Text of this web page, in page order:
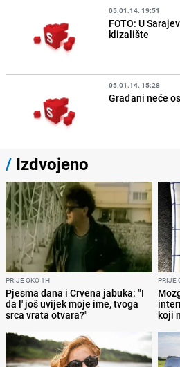
05.01.14. 19:51
FOTO: U
klizalište
05.01.14. 15:28
Građani neće
/ Izdvojeno
PRIJE OKO 1H
Pjesma dana i Crvena jabuka: "I
da l' još uvijek moje ime, tvoga
srca vrata otvara?"
PRIJE
koji